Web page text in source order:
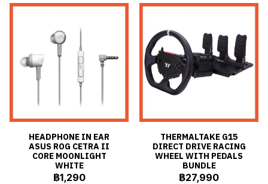
HEADPHONE IN EAR
ASUS ROG CETRA II
CORE MOONLIGHT
WHITE
฿1,290
THERMALTAKE G15
DIRECT DRIVE RACING
WHEEL WITH PEDALS
BUNDLE
฿27,990